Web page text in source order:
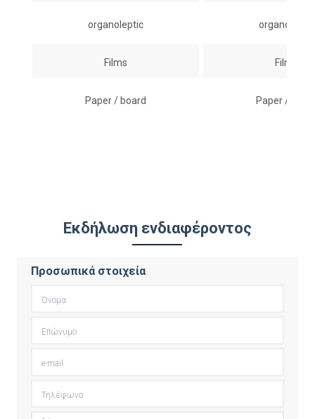
organoleptic organoleptic
Films Films
Paper / board Paper /
Εκδήλωση ενδιαφέροντος
Προσωπικά στοιχεία